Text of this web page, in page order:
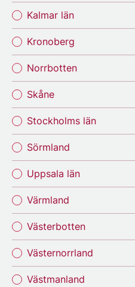
Kalmar län
Kronoberg
Norrbotten
Skåne
Stockholms län
Sörmland
Uppsala län
Värmland
Västerbotten
Västernorrland
Västmanland